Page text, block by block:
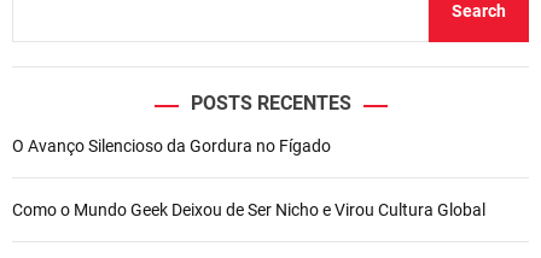
Search
POSTS RECENTES
O Avanço Silencioso da Gordura no Fígado
Como o Mundo Geek Deixou de Ser Nicho e Virou Cultura Global